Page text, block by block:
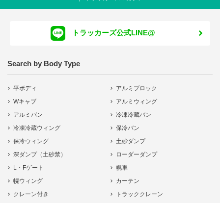
トラッカーズ公式LINE@
Search by Body Type
平ボディ
アルミブロック
Wキャブ
アルミウィング
アルミバン
冷凍冷蔵バン
冷凍冷蔵ウィング
保冷バン
保冷ウィング
土砂ダンプ
深ダンプ（土砂禁）
ローダーダンプ
L・Fゲート
幌車
幌ウィング
カーテン
クレーン付き
トラッククレーン